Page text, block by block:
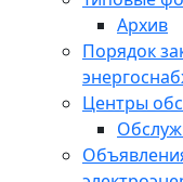
Архив
Порядок
Центры